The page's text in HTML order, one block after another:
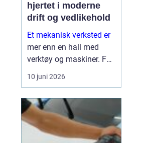
hjertet i moderne
drift og vedlikehold
Et mekanisk verksted er
mer enn en hall med
verktøy og maskiner. For
mange bedrifter er
verkstedet selve
gjør at produksjon,
anleggsdrift og transport
ikke stopper opp. Her k...
10 juni 2026